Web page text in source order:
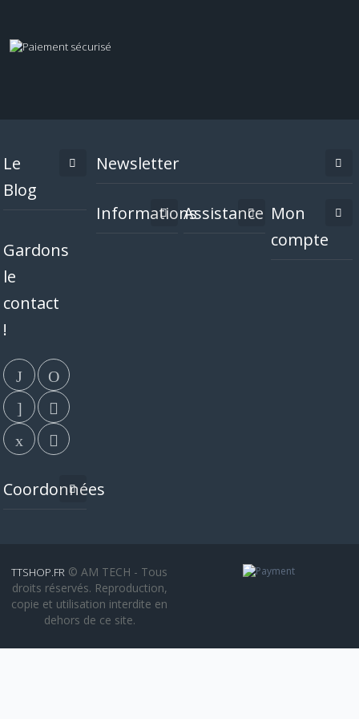
Le
Blog
Gardons
le
contact
!
Coordonnées
Newsletter
InformationsAssistance Mon
compte
TTSHOP.FR © AM TECH - Tous
droits réservés. Reproduction,
copie et utilisation interdite en
dehors de ce site.